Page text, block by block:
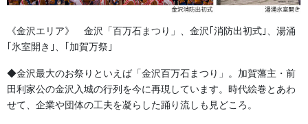
ます。裏地にはサテン生地を使用。
当店で製作いたしますと約3か月ほどの納期を必要といたしますの
で早期のお問い合わせをお願い申し上げます。既製品はありませ
ん見本サンプルを必要とします。
見積書をご提示させていただきます。
《金沢エリア》 金沢「百万石まつり」、金沢｢消防出初式｣、湯涌
｢氷室開き｣、｢加賀万祭｣
◆金沢最大のお祭りといえば「金沢百万石まつり」。加賀藩主・前
田利家公の金沢入城の行列を今に再現しています。時代絵巻とあわ
せて、企業や団体の工夫を凝らした踊り流しも見どころ。